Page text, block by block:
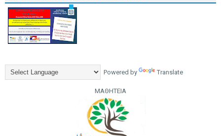
Powered by Translate
ΜΑΘΗΤΕΙΑ